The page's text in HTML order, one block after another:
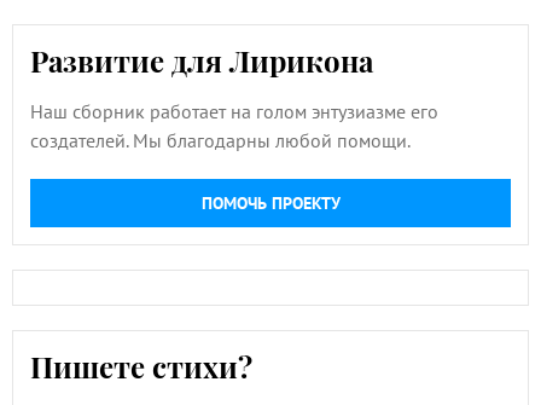
Развитие для Лирикона
Наш сборник работает на голом энтузиазме его
создателей. Мы благодарны любой помощи.
ПОМОЧЬ ПРОЕКТУ
Пишете стихи?